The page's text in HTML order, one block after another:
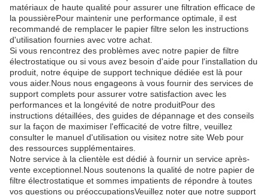
matériaux de haute qualité pour assurer une filtration efficace de
la poussièrePour maintenir une performance optimale, il est
recommandé de remplacer le papier filtre selon les instructions
d'utilisation fournies avec votre achat.
Si vous rencontrez des problèmes avec notre papier de filtre
électrostatique ou si vous avez besoin d'aide pour l'installation du
produit, notre équipe de support technique dédiée est là pour
vous aider.Nous nous engageons à vous fournir des services de
support complets pour assurer votre satisfaction avec les
performances et la longévité de notre produitPour des
instructions détaillées, des guides de dépannage et des conseils
sur la façon de maximiser l'efficacité de votre filtre, veuillez
consulter le manuel d'utilisation ou visitez notre site Web pour
des ressources supplémentaires.
Notre service à la clientèle est dédié à fournir un service après-
vente exceptionnel.Nous soutenons la qualité de notre papier de
filtre électrostatique et sommes impatients de répondre à toutes
vos questions ou préoccupationsVeuillez noter que notre support